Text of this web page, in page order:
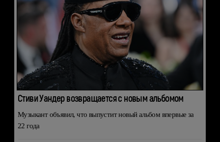
Стиви Уандер возвращается с новым альбомом
Музыкант объявил, что выпустит новый альбом впервые за
22 года